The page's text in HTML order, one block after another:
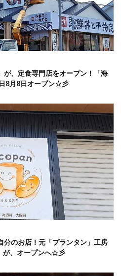
が、定食専門店をオープン！「海
8月8日オープン☆彡
分のお店！元「プランタン」工房
が、オープンへ☆彡